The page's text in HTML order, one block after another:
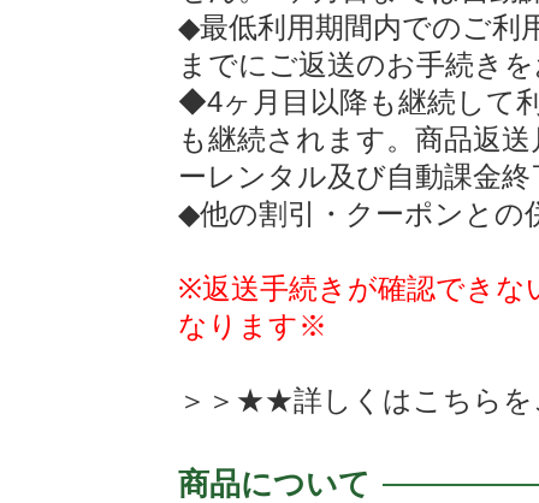
◆最低利用期間内でのご利
までにご返送のお手続き
◆4ヶ月目以降も継続して
も継続されます。商品返
ーレンタル及び自動課金
◆他の割引・クーポンとの
※返送手続きが確認できな
なります※
＞＞★★詳しくは こちら
商品について